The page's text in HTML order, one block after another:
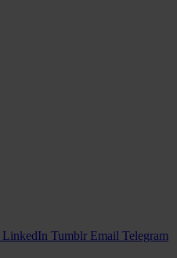
LinkedIn Tumblr Email Telegram